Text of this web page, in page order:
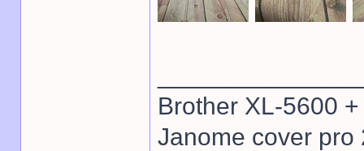
Brother XL-5600
Janome cover pro